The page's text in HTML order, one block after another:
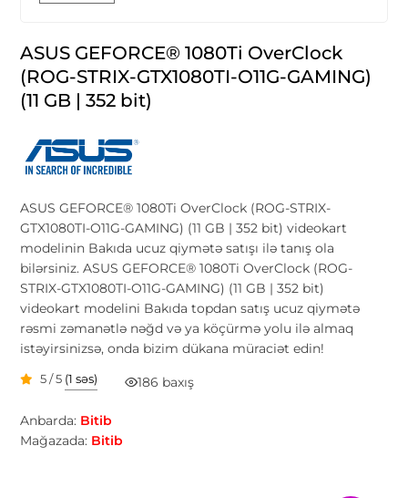
ASUS GEFORCE® 1080Ti OverClock
(ROG-STRIX-GTX1080TI-O11G-GAMING)
(11 GB | 352 bit)
ASUS GEFORCE® 1080Ti OverClock (ROG-STRIX-
GTX1080TI-O11G-GAMING) (11 GB | 352 bit) videokart
modelinin Bakıda ucuz qiymətə satışı ilə tanış ola
bilərsiniz. ASUS GEFORCE® 1080Ti OverClock (ROG-
STRIX-GTX1080TI-O11G-GAMING) (11 GB | 352 bit)
videokart modelini Bakıda topdan satış ucuz qiymətə
rəsmi zəmanətlə nəğd və ya köçürmə yolu ilə almaq
istəyirsinizsə, onda bizim dükana müraciət edin!
5 / 5 (1 səs) 186 baxış
Anbarda: Bitib
Mağazada: Bitib